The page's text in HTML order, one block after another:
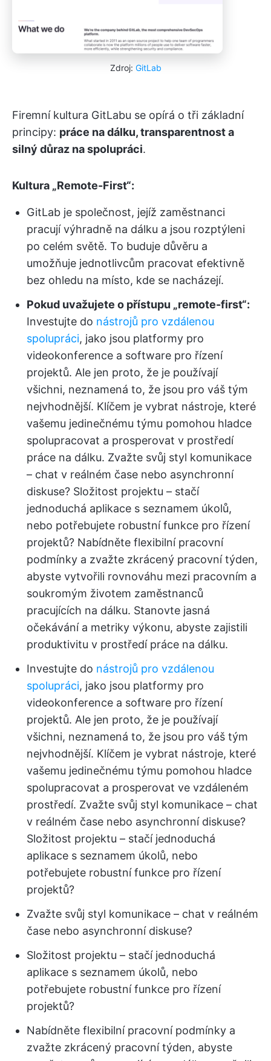
Zdroj: GitLab
Firemní kultura GitLabu se opírá o tři základní
principy: práce na dálku, transparentnost a
silný důraz na spolupráci.
Kultura „Remote-First“:
GitLab je společnost, jejíž zaměstnanci
pracují výhradně na dálku a jsou rozptýleni
po celém světě. To buduje důvěru a
umožňuje jednotlivcům pracovat efektivně
bez ohledu na místo, kde se nacházejí.
Pokud uvažujete o přístupu „remote-first“:
Investujte do nástrojů pro vzdálenou
spolupráci, jako jsou platformy pro
videokonference a software pro řízení
projektů. Ale jen proto, že je používají
všichni, neznamená to, že jsou pro váš tým
nejvhodnější. Klíčem je vybrat nástroje, které
vašemu jedinečnému týmu pomohou hladce
spolupracovat a prosperovat v prostředí
práce na dálku. Zvažte svůj styl komunikace
– chat v reálném čase nebo asynchronní
diskuse? Složitost projektu – stačí
jednoduchá aplikace s seznamem úkolů,
nebo potřebujete robustní funkce pro řízení
projektů? Nabídněte flexibilní pracovní
podmínky a zvažte zkrácený pracovní týden,
abyste vytvořili rovnováhu mezi pracovním a
soukromým životem zaměstnanců
pracujících na dálku. Stanovte jasná
očekávání a metriky výkonu, abyste zajistili
produktivitu v prostředí práce na dálku.
Investujte do nástrojů pro vzdálenou
spolupráci, jako jsou platformy pro
videokonference a software pro řízení
projektů. Ale jen proto, že je používají
všichni, neznamená to, že jsou pro váš tým
nejvhodnější. Klíčem je vybrat nástroje, které
vašemu jedinečnému týmu pomohou hladce
spolupracovat a prosperovat ve vzdáleném
prostředí. Zvažte svůj styl komunikace – chat
v reálném čase nebo asynchronní diskuse?
Složitost projektu – stačí jednoduchá
aplikace s seznamem úkolů, nebo
potřebujete robustní funkce pro řízení
projektů?
Zvažte svůj styl komunikace – chat v reálném
čase nebo asynchronní diskuse?
Složitost projektu – stačí jednoduchá
aplikace s seznamem úkolů, nebo
potřebujete robustní funkce pro řízení
projektů?
Nabídněte flexibilní pracovní podmínky a
zvažte zkrácený pracovní týden, abyste